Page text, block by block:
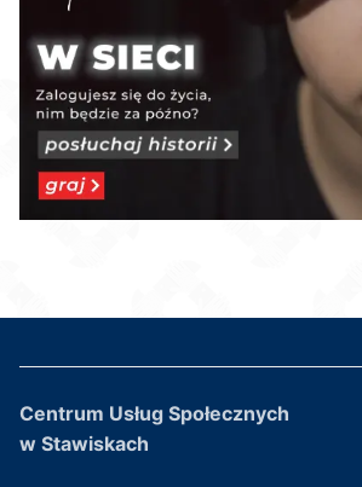
Centrum Usług Społecznych
w Stawiskach